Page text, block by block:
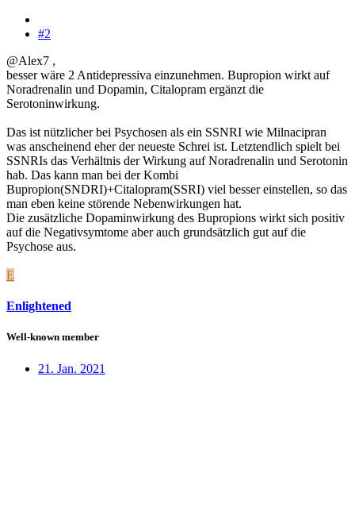
#2
@Alex7 ,
besser wäre 2 Antidepressiva einzunehmen. Bupropion wirkt auf
Noradrenalin und Dopamin, Citalopram ergänzt die
Serotoninwirkung.
Das ist nützlicher bei Psychosen als ein SSNRI wie Milnacipran
was anscheinend eher der neueste Schrei ist. Letztendlich spielt bei
SSNRIs das Verhältnis der Wirkung auf Noradrenalin und Serotonin
hab. Das kann man bei der Kombi
Bupropion(SNDRI)+Citalopram(SSRI) viel besser einstellen, so das
man eben keine störende Nebenwirkungen hat.
Die zusätzliche Dopaminwirkung des Bupropions wirkt sich positiv
auf die Negativsymtome aber auch grundsätzlich gut auf die
Psychose aus.
E
Enlightened
Well-known member
21. Jan. 2021